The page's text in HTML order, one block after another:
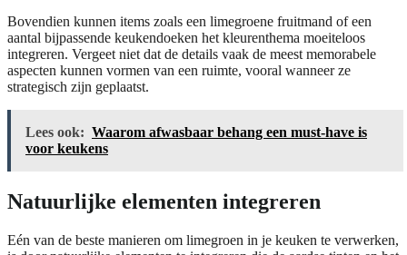
Bovendien kunnen items zoals een limegroene fruitmand of een
aantal bijpassende keukendoeken het kleurenthema moeiteloos
integreren. Vergeet niet dat de details vaak de meest memorabele
aspecten kunnen vormen van een ruimte, vooral wanneer ze
strategisch zijn geplaatst.
Lees ook: Waarom afwasbaar behang een must-have is
voor keukens
Natuurlijke elementen integreren
Eén van de beste manieren om limegroen in je keuken te verwerken,